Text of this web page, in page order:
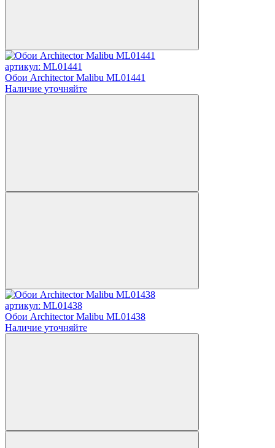
артикул: ML01441
Обои Architector Malibu ML01441
Наличие уточняйте
артикул: ML01438
Обои Architector Malibu ML01438
Наличие уточняйте